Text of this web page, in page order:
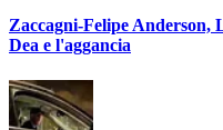
Zaccagni-Felipe Anderson,
Dea e l'aggancia